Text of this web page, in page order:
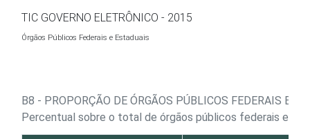
TIC GOVERNO ELETRÔNICO - 2015
Órgãos Públicos Federais e Estaduais
B8 - PROPORÇÃO DE ÓRGÃOS PÚBLICOS FEDERAIS E
Percentual sobre o total de órgãos públicos federais e